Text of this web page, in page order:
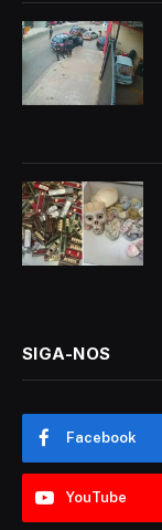
SIGA-NOS
Facebook
YouTube